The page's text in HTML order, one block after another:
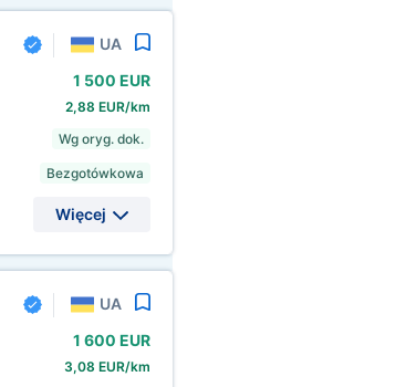
UA
1 500 EUR
2,88 EUR/km
Wg oryg. dok.
Bezgotówkowa
Więcej
UA
1 600 EUR
3,08 EUR/km